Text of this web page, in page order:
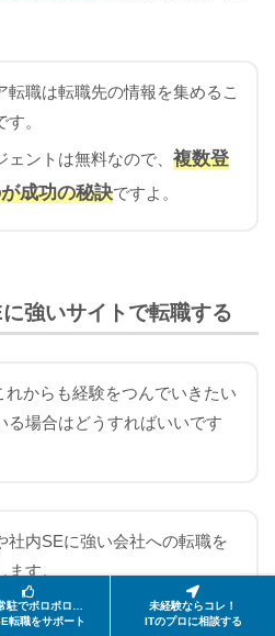
転職は転職先の情報を集めるこ
。
ェントは無料なので、 複数登
成功の秘訣ですよ。
強いサイトで転職する
れからも経験をつんでいきたい
る場合はどうすればいいです
社内SEに強い会社への転職を
ます。
駐でボロボロ…
転職をサポート
未経験ならコレ！
ITのプロに相談する